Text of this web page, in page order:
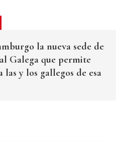
la nueva sede de
Galega que permite
y los gallegos de esa